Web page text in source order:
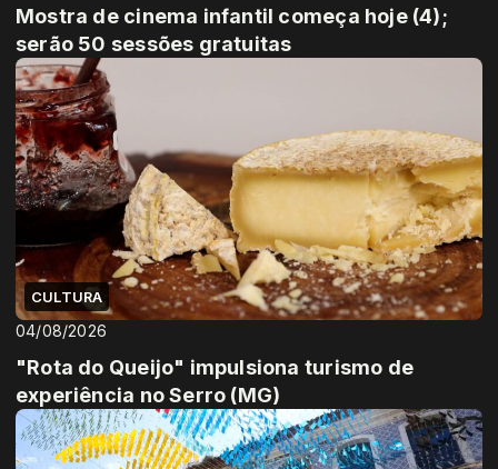
Mostra de cinema infantil começa hoje (4);
serão 50 sessões gratuitas
CULTURA
04/08/2026
"Rota do Queijo" impulsiona turismo de
experiência no Serro (MG)